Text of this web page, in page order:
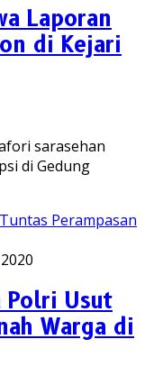
Laporan
di Kejari
sarasehan
di Gedung
Polri Usut
Warga di